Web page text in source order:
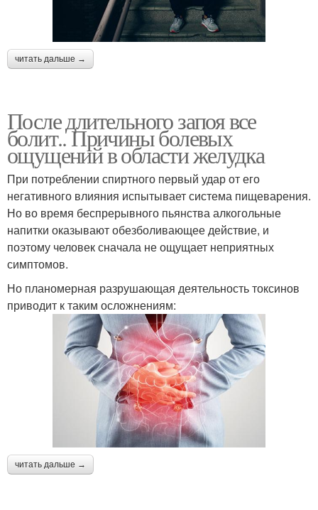
читать дальше →
После длительного запоя все
болит.. Причины болевых
ощущений в области желудка
При потреблении спиртного первый удар от его
негативного влияния испытывает система пищеварения.
Но во время беспрерывного пьянства алкогольные
напитки оказывают обезболивающее действие, и
поэтому человек сначала не ощущает неприятных
симптомов.
Но планомерная разрушающая деятельность токсинов
приводит к таким осложнениям:
читать дальше →